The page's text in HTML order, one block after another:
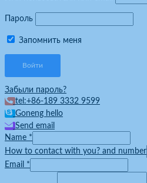
Пароль
Запомнить меня
Забыли пароль?
tel:+86-189 3332 9599
Goneng hello
Send email
Name *
How to contact with you? and number
Email *